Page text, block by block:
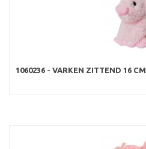
1060236 - VARKEN ZITTEND 16 CM